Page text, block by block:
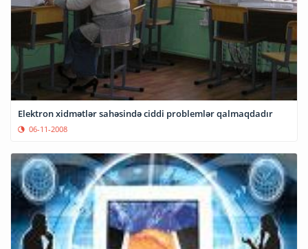
Elektron xidmətlər sahəsində ciddi problemlər qalmaqdadır
06-11-2008